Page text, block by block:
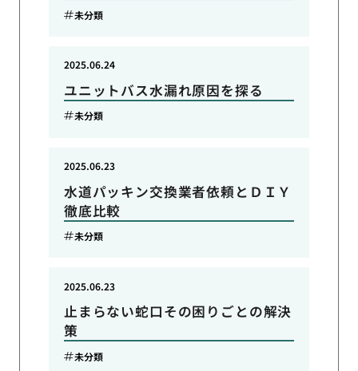
未分類
ユニットバス水漏れ原因を探る
2025.06.24
未分類
水道パッキン交換業者依頼とＤＩＹ
徹底比較
2025.06.23
未分類
止まらない蛇口その困りごとの解決
策
2025.06.23
未分類